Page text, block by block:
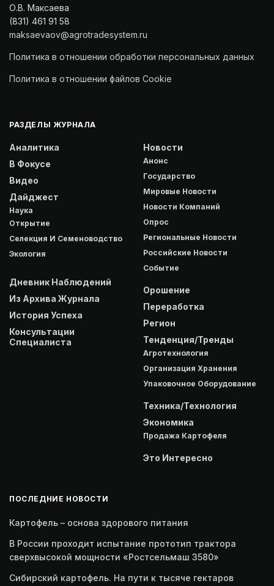
О.В. Максаева
(831) 461 91 58
maksaevaov@agrotradesystem.ru
Политика в отношении обработки персональных данных
Политика в отношении файлов Cookie
РАЗДЕЛЫ ЖУРНАЛА
Аналитика
В Фокусе
Видео
Дайджест
Наука
Открытие
Селекция И Семеноводство
Экология
Дневник Наблюдений
Из Архива Журнала
История Успеха
Консультации
Специалиста
Новости
Анонс
Государство
Мировые Новости
Новости Компаний
Опрос
Региональные Новости
Российские Новости
Событие
Орошение
Переработка
Регион
Тенденция/Тренды
Агротехнология
Организация Хранения
Упаковочное Оборудование
Техника/Технология
Экономика
Продажа Картофеля
Это Интересно
ПОСЛЕДНИЕ НОВОСТИ
Картофель – основа здорового питания
В России проходит испытание прототип трактора
сверхвысокой мощности «Ростсельмаш 3580»
Сибирский картофель. На пути к тысяче гектаров